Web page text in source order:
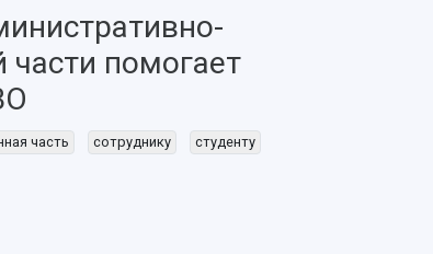
части помогает
часть сотруднику
студенту